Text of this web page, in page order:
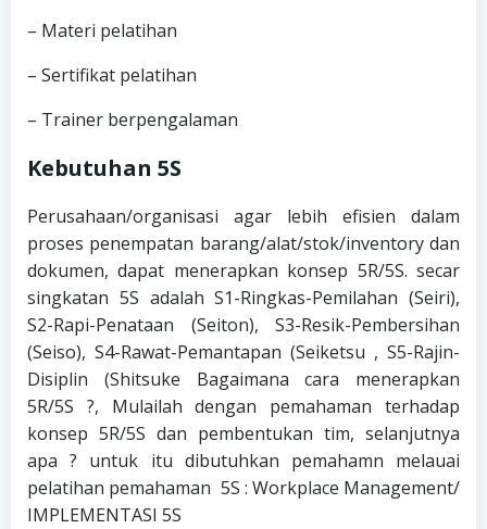
– Materi pelatihan
– Sertifikat pelatihan
– Trainer berpengalaman
Kebutuhan 5S
Perusahaan/organisasi agar lebih efisien dalam
proses penempatan barang/alat/stok/inventory dan
dokumen, dapat menerapkan konsep 5R/5S. secar
singkatan 5S adalah S1-Ringkas-Pemilahan (Seiri),
S2-Rapi-Penataan (Seiton), S3-Resik-Pembersihan
(Seiso), S4-Rawat-Pemantapan (Seiketsu , S5-Rajin-
Disiplin (Shitsuke Bagaimana cara menerapkan
5R/5S ?, Mulailah dengan pemahaman terhadap
konsep 5R/5S dan pembentukan tim, selanjutnya
apa ? untuk itu dibutuhkan pemahamn melauai
pelatihan pemahaman 5S : Workplace Management/
IMPLEMENTASI 5S